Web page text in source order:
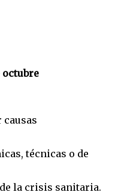
octubre
causas
técnicas o de
la crisis sanitaria.